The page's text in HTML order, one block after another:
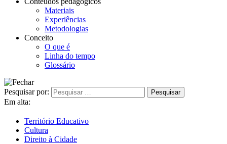
Materiais
Experiências
Metodologias
Conceito
O que é
Linha do tempo
Glossário
Pesquisar por:
Em alta:
Território Educativo
Cultura
Direito à Cidade